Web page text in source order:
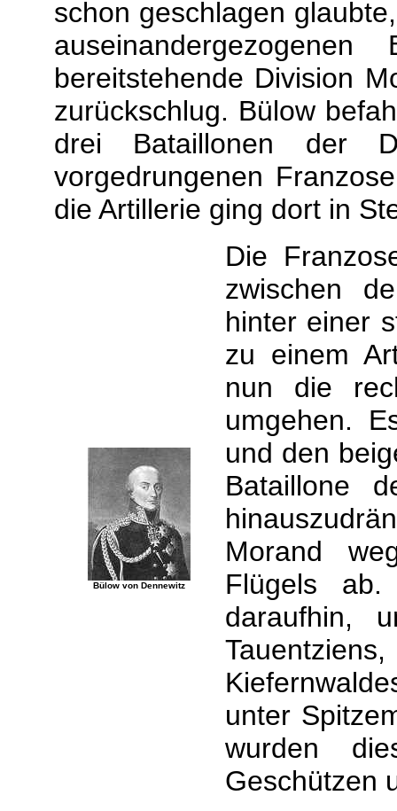
schon geschlagen
bereitstehende Division
zurückschlug. Bülow
drei Bataillonen der
vorgedrungenen
die Artillerie ging dort in
Bülow von Dennewitz
Die
zwischen
hinter einer
zu einem
nun die
umgehen.
und den
Bataillone
Morand
Flügels
daraufhin,
unter
wurden
Geschützen